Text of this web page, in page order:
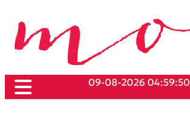
09-08-2026 04:59:50